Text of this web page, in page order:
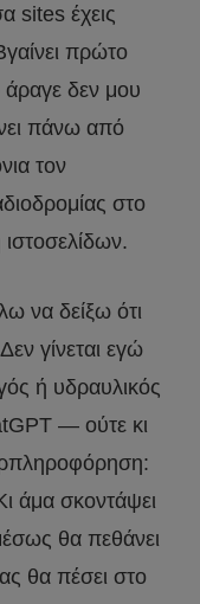
sites έχεις
πρώτο
δεν μου
πάνω από
τον
στο
να δείξω ότι
γίνεται εγώ
ή υδραυλικός
— ούτε κι
άμα σκοντάψει
θα πεθάνει
θα πέσει στο